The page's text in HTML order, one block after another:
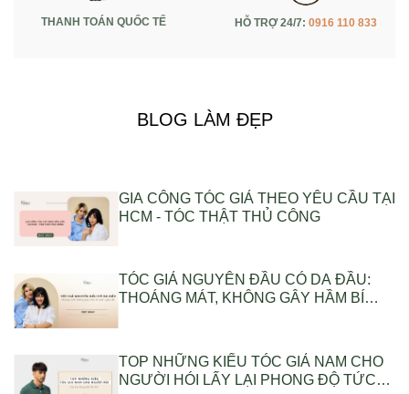
THANH TOÁN QUỐC TẾ HỖ TRỢ 24/7: 0916 110 833
BLOG LÀM ĐẸP
GIA CÔNG TÓC GIẢ THEO YÊU CẦU TẠI
HCM - TÓC THẬT THỦ CÔNG
TÓC GIẢ NGUYÊN ĐẦU CÓ DA ĐẦU:
THOÁNG MÁT, KHÔNG GÂY HẦM BÍ
TOP NHỮNG KIỂU TÓC GIẢ NAM CHO
NGƯỜI HÓI LẤY LẠI PHONG ĐỘ TỨC